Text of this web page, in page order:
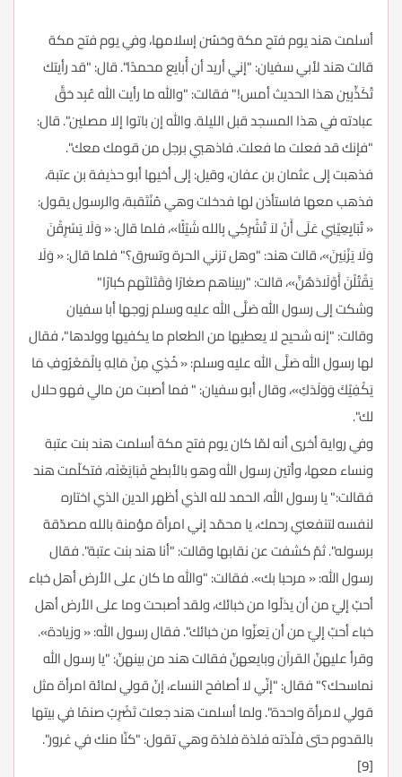
أسلمت هند يوم فتح مكة وحَسُن إسلامها، وفي يوم فتح مكة
قالت هند لأبي سفيان: "إني أريد أن أُبايع محمدًا". قال: "قد رأيتك
تُكَذِّبِين هذا الحديث أمس!" فقالت: "والله ما رأيت الله عُبِد حَقَّ
عبادته في هذا المسجد قبل الليلة. والله إن باتوا إلا مصلين". قال:
"فإنك قد فعلت ما فعلت. فاذهبي برجل من قومك معك".
فذهبت إلى عثمان بن عفان، وقيل: إلى أخيها أبو حذيفة بن عتبة،
فذهب معها فاستأذن لها فدخلت وهي مُنْتَقبة، والرسول يقول:
« تُبَايِعِيْنِي عَلَى أَنْ لاَ تُشْرِكِي بِالله شَيْئًا»، فلما قال: « وَلَا يَسْرِقْنَ
وَلَا يَزْنِينَ»، قالت هند: "وهل تزني الحرة وتسرق؟" فلما قال: « وَلَا
يَقْتُلْنَ أَوْلَادَهُنَّ»، قالت: "ربيناهم صغارًا وَقَتَلتَهم كبارًا"
وشكت إلى رسول الله صَلَّى الله عليه وسلم زوجها أبا سفيان
وقالت: "إنه شحيح لا يعطيها من الطعام ما يكفيها وولدها"، فقال
لها رسول الله صَلَّى الله عليه وسلم: « خُذِي مِنْ مَالِهِ بِالْمَعْرُوفِ مَا
يَكْفِيْكَ وَوَلَدَكِ»، وقال أبو سفيان: " فما أصبت من مالي فهو حلال
لك".
وفي رواية أخرى أنه لمّا كان يوم فتح مكة أسلمت هند بنت عتبة
ونساء معها، وأتين رسول الله وهو بالأبطح فَبَايَعْنَه، فتكلّمت هند
فقالت:" يا رسول الله، الحمد لله الذي أظهر الدين الذي اختاره
لنفسه لتنفعني رحمك، يا محمّد إني امرأة مؤمنة بالله مصدّقة
برسوله". ثمّ كشفت عن نقابها وقالت: "أنا هند بنت عتبة". فقال
رسول الله: « مرحبا بك». فقالت: "والله ما كان على الأرض أهل خباء
أحبّ إليّ من أن يذلّوا من خبائك، ولقد أصبحت وما على الأرض أهل
خباء أحبّ إليّ من أن يَعزّوا من خبائك". فقال رسول الله: « وزيادة».
وقرأ عليهنّ القرآن وبايعهنّ فقالت هند من بينهنّ: "يا رسول الله
نماسحك؟" فقال: "إنّي لا أصافح النساء، إنّ قولي لمائة امرأة مثل
قولي لامرأة واحدة". ولما أسلمت هند جعلت تَضْرِبُ صنمًا في بيتها
بالقدوم حتى فلّذته فلذة فلذة وهي تقول: "كنّا منك في غرور".
[9]